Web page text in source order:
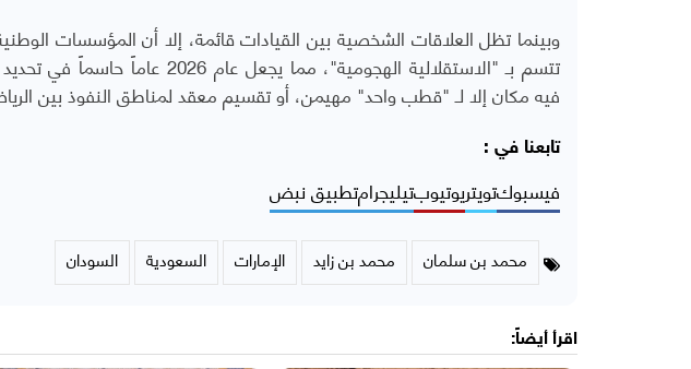
وبينما تظل العلاقات الشخصية بين القيادات قائمة، إلا أن المؤسسات
تتسم بـ "الاستقلالية الهجومية"،
فيه مكان إلا لـ "قطب واحد" مهيمن، أو تقسيم معقد لمناطق النفوذ بين
تابعنا في :
فيسبوكتويتريوتيوبتيليجرامتطبيق نبض
محمد بن سلمان محمد بن زايد الإمارات السعودية السودان
اقرأ أيضاً: